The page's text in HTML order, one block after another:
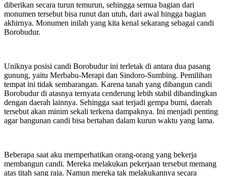
diberikan secara turun temurun, sehingga semua bagian dari
monumen tersebut bisa runut dan utuh, dari awal hingga bagian
akhirnya. Monumen inilah yang kita kenal sekarang sebagai candi
Borobudur.
Uniknya posisi candi Borobudur ini terletak di antara dua pasang
gunung, yaitu Merbabu-Merapi dan Sindoro-Sumbing. Pemilihan
tempat ini tidak sembarangan. Karena tanah yang dibangun candi
Borobudur di atasnya ternyata cenderung lebih stabil dibandingkan
dengan daerah lainnya. Sehingga saat terjadi gempa bumi, daerah
tersebut akan minim sekali terkena dampaknya. Ini menjadi penting
agar bangunan candi bisa bertahan dalam kurun waktu yang lama.
Beberapa saat aku memperhatikan orang-orang yang bekerja
membangun candi. Mereka melakukan pekerjaan tersebut memang
atas titah sang raja. Namun mereka tak melakukannya secara